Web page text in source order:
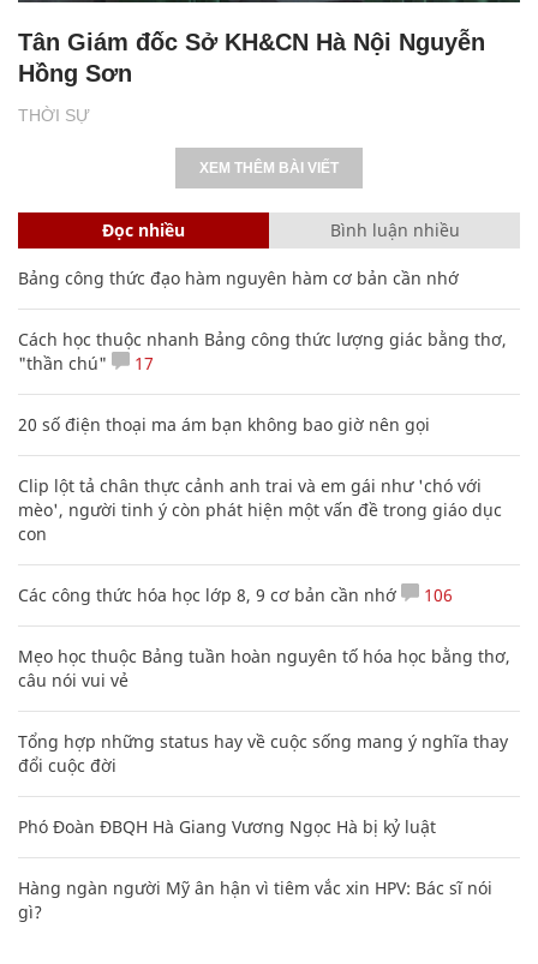
THỜI SỰ
Tân Giám đốc Sở KH&CN Hà Nội Nguyễn
Hồng Sơn
XEM THÊM BÀI VIẾT
Đọc nhiều Bình luận nhiều
Bảng công thức đạo hàm nguyên hàm cơ bản cần nhớ
Cách học thuộc nhanh Bảng công thức lượng giác bằng thơ,
"thần chú"
17
20 số điện thoại ma ám bạn không bao giờ nên gọi
Clip lột tả chân thực cảnh anh trai và em gái như 'chó với
mèo', người tinh ý còn phát hiện một vấn đề trong giáo dục
con
Các công thức hóa học lớp 8, 9 cơ bản cần nhớ 106
Mẹo học thuộc Bảng tuần hoàn nguyên tố hóa học bằng thơ,
câu nói vui vẻ
Tổng hợp những status hay về cuộc sống mang ý nghĩa thay
đổi cuộc đời
Phó Đoàn ĐBQH Hà Giang Vương Ngọc Hà bị kỷ luật
Hàng ngàn người Mỹ ân hận vì tiêm vắc xin HPV: Bác sĩ nói
gì?